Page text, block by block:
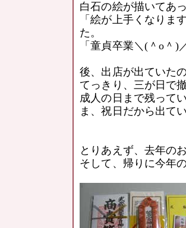
白石の絵が描いてあっ
「絵が上手くなりま
た。
「童貞卒業＼(＾o＾
後、出店が出ていた
てっきり、三が日で
成人の日まで残って
ま、祝日だから出て
とりあえず、去年の
そして、帰りに今年